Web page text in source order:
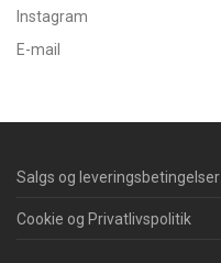
Instagram
E-mail
Salgs og leveringsbetingelser
Cookie og Privatlivspolitik